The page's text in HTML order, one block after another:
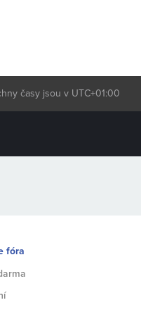
časy jsou v UTC+01:00
fóra